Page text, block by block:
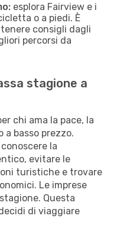
esplora Fairview e i
o a piedi. È
consigli dagli
percorsi da
stagione a
chi ama la pace, la
basso prezzo.
la
evitare le
turistiche e trovare
Le imprese
Questa
di viaggiare